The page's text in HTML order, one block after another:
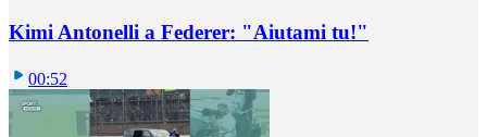
Kimi Antonelli a Federer: "Aiutami tu!"
00:52